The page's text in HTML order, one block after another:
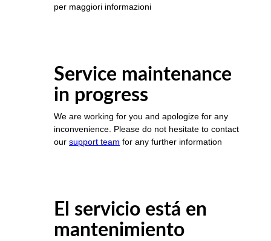
per maggiori informazioni
Service maintenance
in progress
We are working for you and apologize for any
inconvenience. Please do not hesitate to contact
our support team for any further information
El servicio está en
mantenimiento